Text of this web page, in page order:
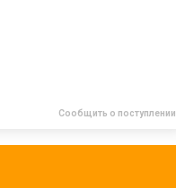
Сообщить о поступлении